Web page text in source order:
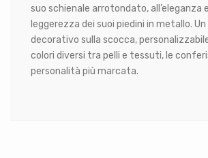
suo schienale arrotondato, all’eleganza
leggerezza dei suoi piedini in metallo.
decorativo sulla scocca,
colori diversi tra pelli e tessuti, le
personalità più marcata.